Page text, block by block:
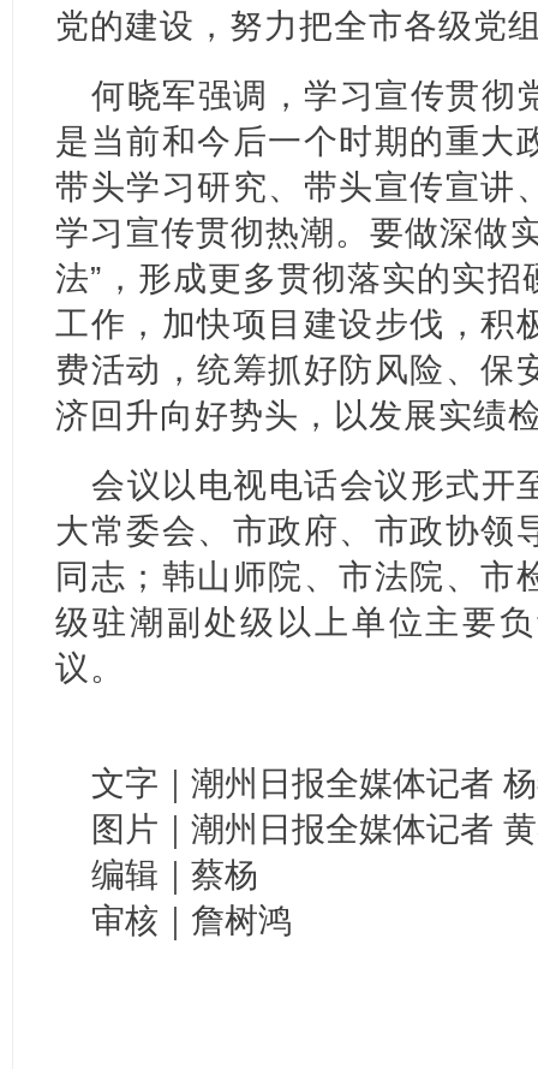
党的建设，努力把全市各级党
何晓军强调，学习宣传贯彻
是当前和今后一个时期的重大
带头学习研究、带头宣传宣讲
学习宣传贯彻热潮。要做深做
法”，形成更多贯彻落实的实
工作，加快项目建设步伐，积
费活动，统筹抓好防风险、保
济回升向好势头，以发展实绩
会议以电视电话会议形式开
大常委会、市政府、市政协领
同志；韩山师院、市法院、市
级驻潮副处级以上单位主要
议。
文字｜潮州日报全媒体记者
图片｜潮州日报全媒体记者
编辑｜蔡杨
审核｜詹树鸿